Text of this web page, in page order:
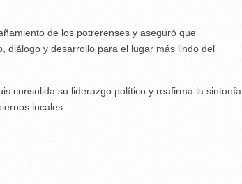
de los potrerenses y aseguró que
diálogo y desarrollo para el lugar más lindo del
consolida su liderazgo político y reafirma la sintonía
locales.